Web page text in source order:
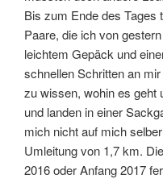
Bis zum Ende des Tages
Paare, die ich von
leichtem Gepäck und
schnellen Schritten an
zu wissen, wohin es geht
und landen in einer
mich nicht auf mich
Umleitung von 1,7 km.
2016 oder Anfang 2017